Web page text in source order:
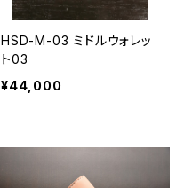
HSD-M-03 ミドルウォレッ
ト03
¥44,000